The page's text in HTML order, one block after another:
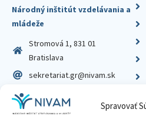
Spravovať
Národný inštitút vzdelávania a
mládeže
Stromová 1, 831 01
Bratislava
sekretariat.gr@nivam.sk
IČO: 00164348
DIČ: 2020798714